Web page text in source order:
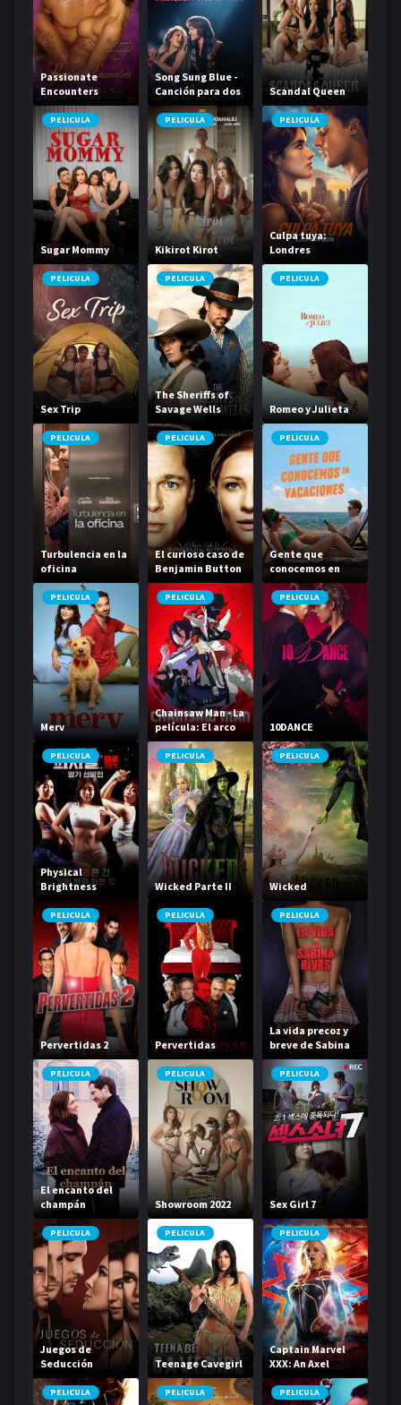
Passionate
Encounters
Song Sung Blue -
Canción para dos
Scandal Queen
PELICULA
Sugar Mommy
PELICULA
Kikirot Kirot
PELICULA
Culpa tuya:
Londres
PELICULA
Sex Trip
PELICULA
The Sheriffs of
Savage Wells
PELICULA
Romeo y Julieta
PELICULA
Turbulencia en la
oficina
PELICULA
El curioso caso de
Benjamin Button
PELICULA
Gente que
conocemos en
vacaciones
PELICULA
Merv
PELICULA
Chainsaw Man - La
película: El arco
de Reze
PELICULA
10DANCE
PELICULA
Physical
Brightness
PELICULA
Wicked Parte II
PELICULA
Wicked
PELICULA
Pervertidas 2
PELICULA
Pervertidas
PELICULA
La vida precoz y
breve de Sabina
Rivas
PELICULA
El encanto del
champán
PELICULA
Showroom 2022
PELICULA
Sex Girl 7
PELICULA
Juegos de
Seducción
PELICULA
Teenage Cavegirl
PELICULA
Captain Marvel
XXX: An Axel
Braun Parody
PELICULA PELICULA PELICULA